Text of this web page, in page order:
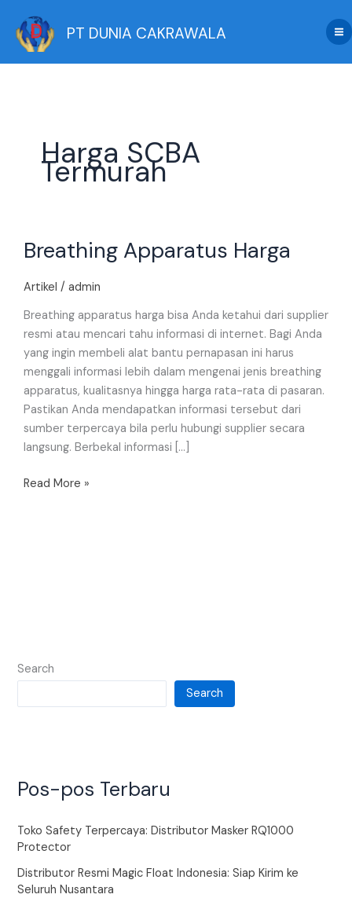
content
PT DUNIA CAKRAWALA
Harga SCBA
Termurah
Breathing Apparatus Harga
Artikel / admin
Breathing apparatus harga bisa Anda ketahui dari supplier
resmi atau mencari tahu informasi di internet. Bagi Anda
yang ingin membeli alat bantu pernapasan ini harus
menggali informasi lebih dalam mengenai jenis breathing
apparatus, kualitasnya hingga harga rata-rata di pasaran.
Pastikan Anda mendapatkan informasi tersebut dari
sumber terpercaya bila perlu hubungi supplier secara
langsung. Berbekal informasi […]
Apparatus
Read More »
Search
Search
Pos-pos Terbaru
Toko Safety Terpercaya: Distributor Masker RQ1000
Protector
Distributor Resmi Magic Float Indonesia: Siap Kirim ke
Seluruh Nusantara